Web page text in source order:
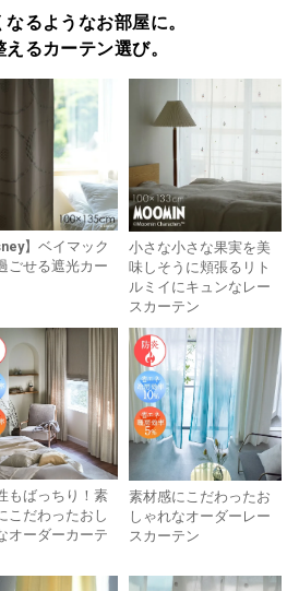
るようなお部屋に。
るカーテン選び。
】ベイマック
ごせる遮光カー
小さな小さな果実を美
味しそうに頬張るリト
ルミイにキュンなレー
スカーテン
もばっちり！素
こだわったおし
オーダーカーテ
素材感にこだわったお
しゃれなオーダーレー
スカーテン